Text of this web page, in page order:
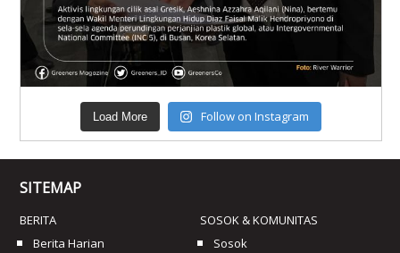
Load More Follow on Instagram
SITEMAP
BERITA
Berita Harian
SOSOK & KOMUNITAS
Sosok